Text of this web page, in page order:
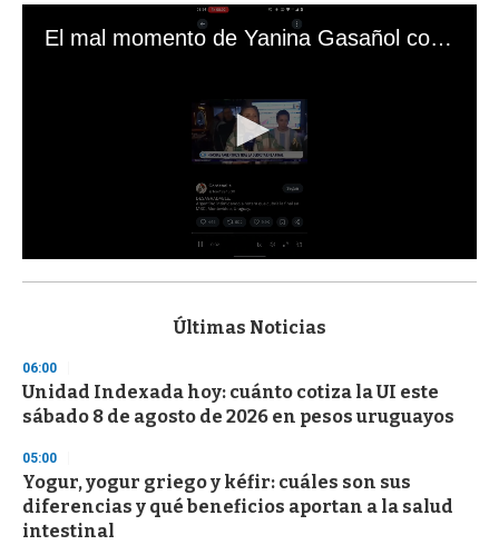
El mal momento de Yanina Gasañol con un hincha argentino en "Subrayado"
s
d
s
o
f
3
s
e
c
o
Últimas Noticias
06:00
Unidad Indexada hoy: cuánto cotiza la UI este
sábado 8 de agosto de 2026 en pesos uruguayos
05:00
Yogur, yogur griego y kéfir: cuáles son sus
diferencias y qué beneficios aportan a la salud
intestinal